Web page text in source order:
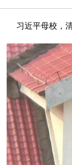
习近平母校，清